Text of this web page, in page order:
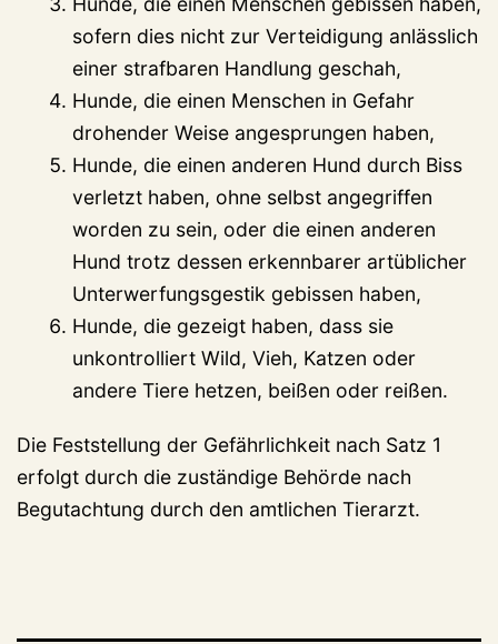
sofern dies nicht zur Verteidigung anlässlich
einer strafbaren Handlung geschah,
Hunde, die einen Menschen in Gefahr
drohender Weise angesprungen haben,
Hunde, die einen anderen Hund durch Biss
verletzt haben, ohne selbst angegriffen
worden zu sein, oder die einen anderen
Hund trotz dessen erkennbarer artüblicher
Unterwerfungsgestik gebissen haben,
Hunde, die gezeigt haben, dass sie
unkontrolliert Wild, Vieh, Katzen oder
andere Tiere hetzen, beißen oder reißen.
Die Feststellung der Gefährlichkeit nach Satz 1
erfolgt durch die zuständige Behörde nach
Begutachtung durch den amtlichen Tierarzt.